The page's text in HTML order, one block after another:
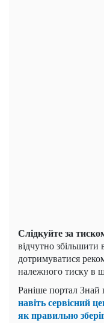
Слідкуйте за
відчутно
дотримуватися
належного тиску в
Раніше портал Знай
навіть сервісний
як правильно